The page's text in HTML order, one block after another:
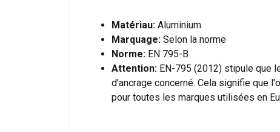
Matériau: Aluminium
Marquage: Selon la norme
Norme: EN 795-B
Attention: EN-795 (2012) stipule que
d'ancrage concerné. Cela signifie que
pour toutes les marques utilisées en
Strictement